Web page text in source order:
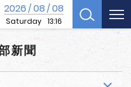
2026/08/08
Saturday 13:16
新聞